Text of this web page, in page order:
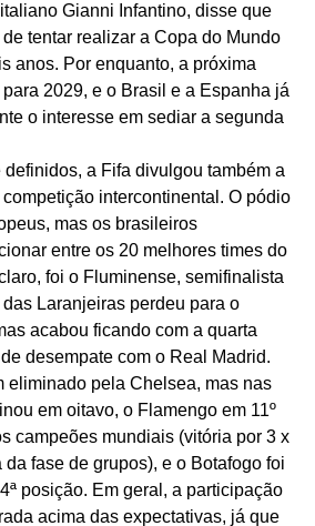
Gianni Infantino, disse que
tentar realizar a Copa do Mundo
anos. Por enquanto, a próxima
2029, e o Brasil e a Espanha já
o interesse em sediar a segunda
a Fifa divulgou também a
intercontinental. O pódio
mas os brasileiros
entre os 20 melhores times do
foi o Fluminense, semifinalista
Laranjeiras perdeu para o
acabou ficando com a quarta
desempate com o Real Madrid.
eliminado pela Chelsea, mas nas
em oitavo, o Flamengo em 11º
campeões mundiais (vitória por 3 x
fase de grupos), e o Botafogo foi
posição. Em geral, a participação
acima das expectativas, já que